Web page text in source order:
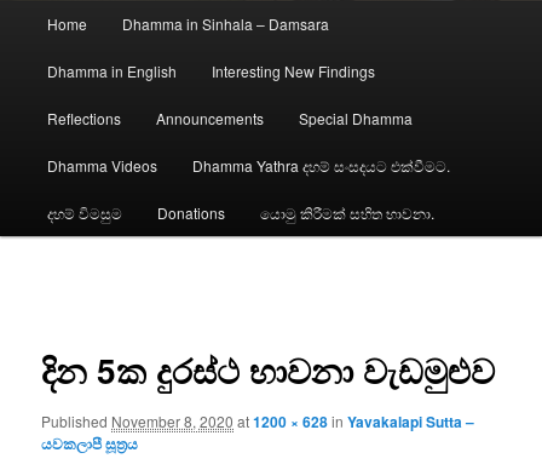
Home Dhamma in Sinhala – Damsara
Dhamma in English Interesting New Findings
Reflections Announcements Special Dhamma
Dhamma Videos Dhamma Yathra දහම් සංසදයට එක්වීමට.
දහම් විමසුම Donations යොමු කිරීමක් සහිත භාවනා.
දින 5ක දුරස්ථ භාවනා වැඩමුළුව
Published November 8, 2020 at1200 × 628inYavakalapi Sutta –
යවකලාපී සූත්‍රය